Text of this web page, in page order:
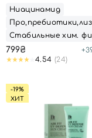
Ниацинамид
Стабильные хим.
799₴ +
4.54 (24)
-19%
ХИТ